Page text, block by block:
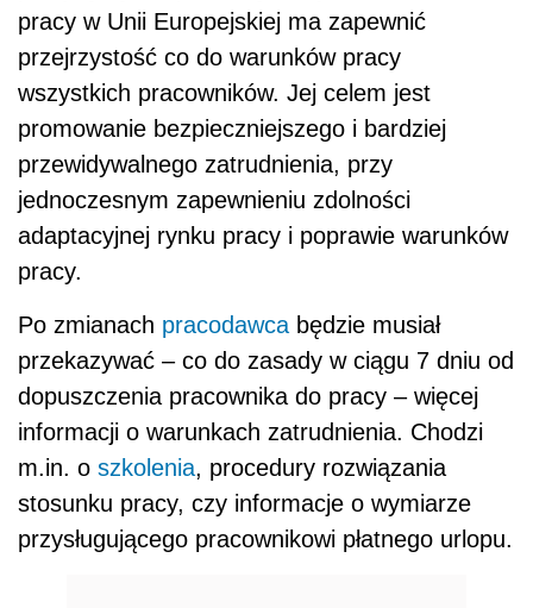
pracy w Unii Europejskiej ma zapewnić
przejrzystość co do warunków pracy
wszystkich pracowników. Jej celem jest
promowanie bezpieczniejszego i bardziej
przewidywalnego zatrudnienia, przy
jednoczesnym zapewnieniu zdolności
adaptacyjnej rynku pracy i poprawie warunków
pracy.
Po zmianach pracodawca będzie musiał
przekazywać – co do zasady w ciągu 7 dniu od
dopuszczenia pracownika do pracy – więcej
informacji o warunkach zatrudnienia. Chodzi
m.in. o szkolenia, procedury rozwiązania
stosunku pracy, czy informacje o wymiarze
przysługującego pracownikowi płatnego urlopu.